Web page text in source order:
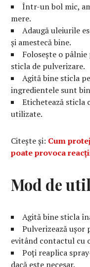
Într-un bol mic,
mere.
Adaugă uleiurile
și amestecă bine.
Folosește o
sticla de pulverizare.
Agită bine sticla
ingredientele sunt
Etichetează sticla
utilizate.
Citește și: Cum
poate provoca
Mod de
Agită bine sticla
Pulverizează ușor
evitând contactul cu
Poți reaplica
dacă este necesar.